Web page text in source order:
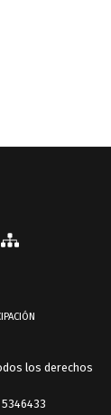
los derechos